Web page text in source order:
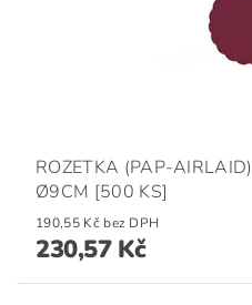
ROZETKA (PAP-
Ø9CM [500 KS]
190,55 Kč bez DPH
230,57 Kč